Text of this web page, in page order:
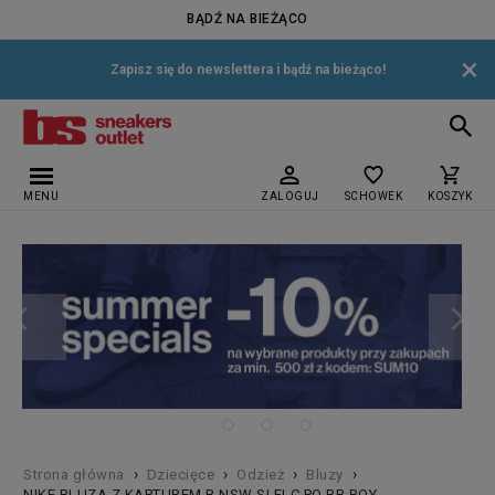
BĄDŹ NA BIEŻĄCO
Zapisz się do newslettera i bądź na bieżąco! ×
MENU ZALOGUJ SCHOWEK KOSZYK
Strona główna › Dziecięce › Odzież › Bluzy ›